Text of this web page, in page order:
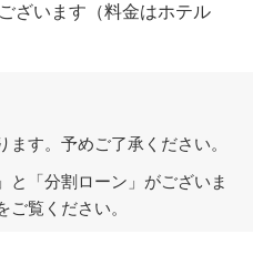
ざいます（料金はホテル
す。予めご了承ください。
「分割ローン」がございま
ご覧ください。